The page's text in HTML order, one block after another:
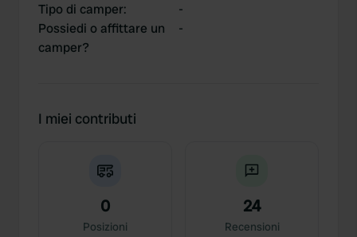
Tipo di camper:
-
Possiedi o affittare un
camper?
-
I miei contributi
0
Posizioni
24
Recensioni